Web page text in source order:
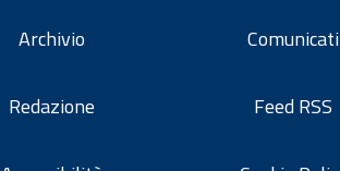
Archivio
Redazione
Comunicati
Feed RSS